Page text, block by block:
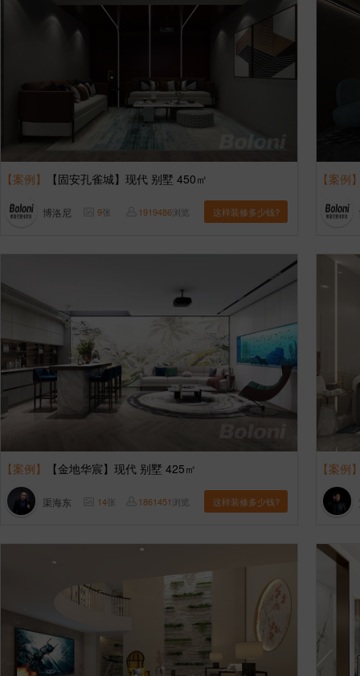
【案例】 【固安孔雀城】现代 别墅 450㎡
博洛尼 9张 1919486浏览 这样装修多少钱?
【案例
【案例】 【金地华宸】现代 别墅 425㎡
渠海东 14张 1861451浏览 这样装修多少钱?
【案例